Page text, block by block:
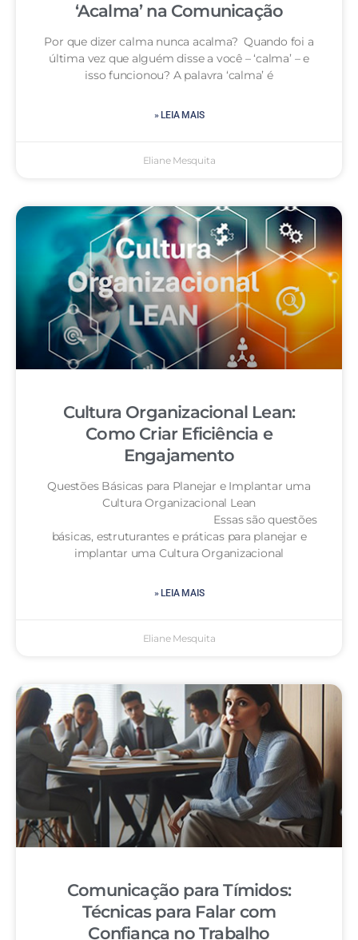
‘Acalma’ na Comunicação
Por que dizer calma nunca acalma? Quando foi a
última vez que alguém disse a você – ‘calma’ – e
isso funcionou? A palavra ‘calma’ é
» LEIA MAIS
Eliane Mesquita
Cultura Organizacional Lean:
Como Criar Eficiência e
Engajamento
Questões Básicas para Planejar e Implantar uma
Cultura Organizacional Lean
Essas são questões
básicas, estruturantes e práticas para planejar e
implantar uma Cultura Organizacional
» LEIA MAIS
Eliane Mesquita
Comunicação para Tímidos:
Técnicas para Falar com
Confiança no Trabalho